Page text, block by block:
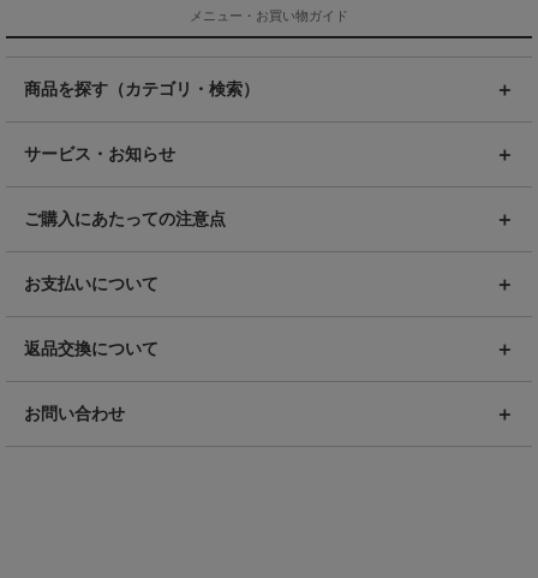
メニュー・お買い物ガイド
商品を探す（カテゴリ・検索）
サービス・お知らせ
ご購入にあたっての注意点
お支払いについて
返品交換について
お問い合わせ